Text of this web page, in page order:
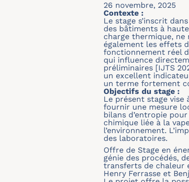
26 novembre, 2025
Contexte :
Le stage s’inscrit
des bâtiments à
charge thermique,
également les effets
fonctionnement réel
qui influence
préliminaires [IJTS
un excellent
un terme fortement
Objectifs du stage :
Le présent stage
fournir une mesure
bilans d’entropie
chimique liée à la
l’environnement.
des laboratoires.
Offre de Stage en
génie des procédés,
transferts de chaleur
Henry Ferrasse et